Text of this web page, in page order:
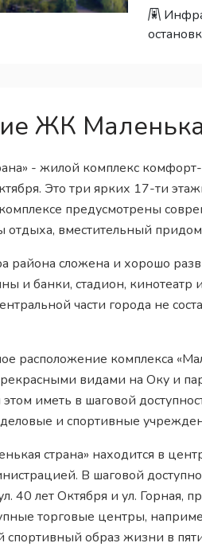
ЖК
- жилой комплекс
Это три ярких 17-ти
предусмотрены
отдыха, вместительный
района сложена и хорошо
и банки, стадион,
части города не
расположение комплекса
видами на Оку и
иметь в шаговой
и спортивные
страна» находится в
В шаговой
40 лет Октября и ул. Горная,
торговые центры,
спортивный образ жизни в